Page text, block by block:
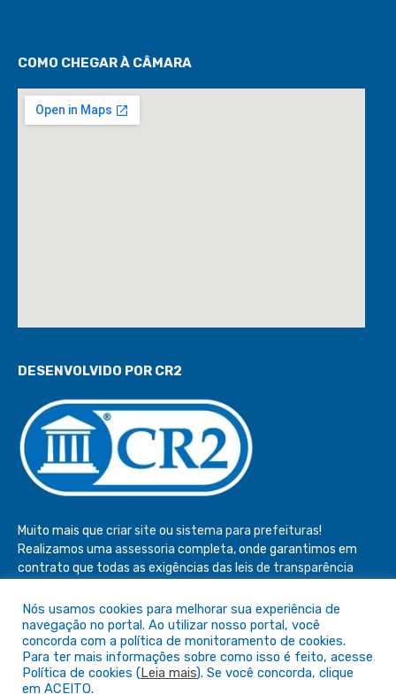
COMO CHEGAR À CÂMARA
DESENVOLVIDO POR CR2
Muito mais que criar site ou sistema para prefeituras!
Realizamos uma assessoria completa, onde garantimos em
contrato que todas as exigências das leis de transparência
Conheça oPNTPe oRadar da Transparência Pública
Nós usamos cookies para melhorar sua experiência de
navegação no portal. Ao utilizar nosso portal, você
concorda com a política de monitoramento de cookies.
Para ter mais informações sobre como isso é feito, acesse
Política de cookies (Leia mais). Se você concorda, clique
em ACEITO.